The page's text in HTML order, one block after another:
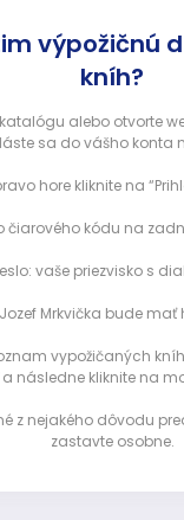
výpožičnú
kníh?
alebo otvorte
sa do vášho konta
hore kliknite na
čiarového kódu na
vaše priezvisko s
Mrkvička bude mať
vypožičaných
a následne kliknite na
z nejakého dôvodu
zastavte osobne.